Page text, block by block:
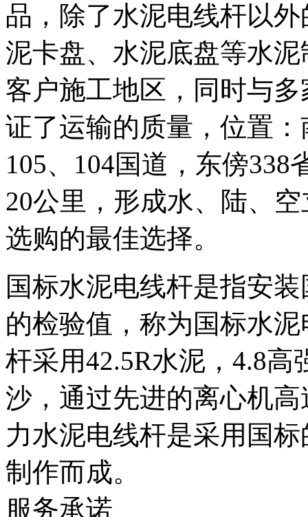
品，除了水泥电线杆以
泥卡盘、水泥底盘等水
客户施工地区，同时与
证了运输的质量，位置
105、104国道，东傍
20公里，形成水、陆、
选购的最佳选择。
国标水泥电线杆是指安
的检验值，称为国标水
杆采用42.5R水泥，4.8
沙，通过先进的离心机
力水泥电线杆是采用国
制作而成。
服务承诺